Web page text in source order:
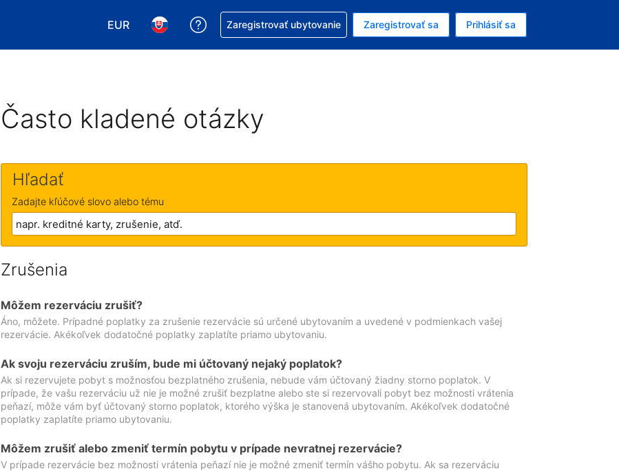
EUR
Vybrať menu. Momentálne máte zvolenú menu EUR
Vybrať jazyk. Momentálne máte zvolený jazyk V slovenčine
Získajte pomoc s rezerváciou
Zaregistrovať ubytovanie Zaregistrovať sa Prihlásiť sa
Často kladené otázky
Hľadať
Zadajte kľúčové slovo alebo tému
Zrušenia
Môžem rezerváciu zrušiť?
Áno, môžete. Prípadné poplatky za zrušenie rezervácie sú určené ubytovaním a uvedené v podmienkach vašej
rezervácie. Akékoľvek dodatočné poplatky zaplatíte priamo ubytovaniu.
Ak svoju rezerváciu zruším, bude mi účtovaný nejaký poplatok?
Ak si rezervujete pobyt s možnosťou bezplatného zrušenia, nebude vám účtovaný žiadny storno poplatok. V
prípade, že vašu rezerváciu už nie je možné zrušiť bezplatne alebo ste si rezervovali pobyt bez možnosti vrátenia
peňazí, môže vám byť účtovaný storno poplatok, ktorého výška je stanovená ubytovaním. Akékoľvek dodatočné
poplatky zaplatíte priamo ubytovaniu.
Môžem zrušiť alebo zmeniť termín pobytu v prípade nevratnej rezervácie?
V prípade rezervácie bez možnosti vrátenia peňazí nie je možné zmeniť termín vášho pobytu. Ak sa rezerváciu